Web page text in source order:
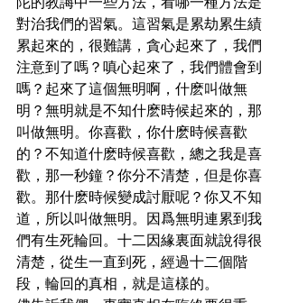
陀的教誨中一些方法，看哪一種方法是
對治我們的習氣。這習氣是累劫累生績
累起來的，很難講，貪心起來了，我們
注意到了嗎？嗔心起來了，我們體會到
嗎？起來了這個無明啊，什麽叫做無
明？無明就是不知什麽時候起來的，那
叫做無明。你喜歡，你什麽時候喜歡
的？不知道什麽時候喜歡，總之我是喜
歡，那一秒鐘？你分不清楚，但是你喜
歡。那什麽時候變成討厭呢？你又不知
道，所以叫做無明。因爲無明連累到我
們有生死輪回。十二因緣裏面就說得很
清楚，從生一直到死，經過十二個階
段，輪回的真相，就是這樣的。